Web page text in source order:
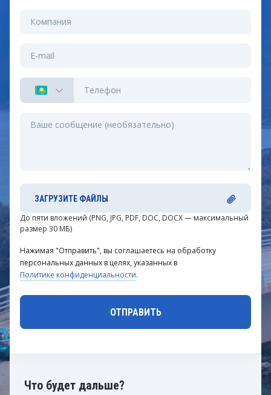
Что будет дальше?
ЗАГРУЗИТЕ ФАЙЛЫ
До пяти вложений (PNG, JPG, PDF, DOC, DOCX — максимальный
размер 30 МБ)
Нажимая "Отправить", вы соглашаетесь на обработку
персональных данных в целях, указанных в
Политике конфиденциальности.